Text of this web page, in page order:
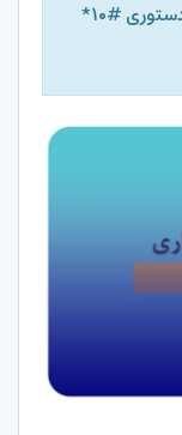
منظور دریافت اعتبار اضطراری باید از کد دستوری #۱۰*